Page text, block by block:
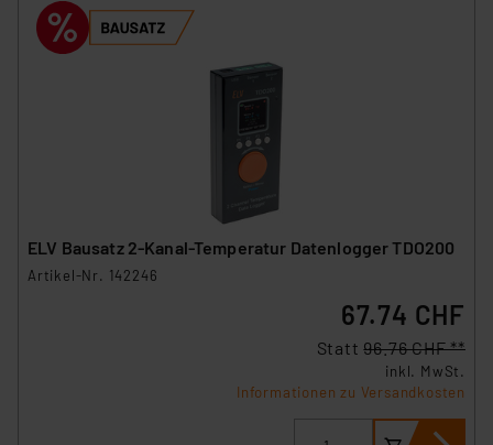
ELV Bausatz 2-Kanal-Temperatur Datenlogger TDO200
Artikel-Nr. 142246
67.74 CHF
Statt96.76 CHF **
inkl. MwSt.
Informationen zu Versandkosten